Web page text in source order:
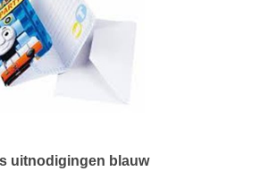
uitnodigingen blauw